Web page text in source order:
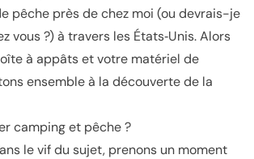
pêche près de chez moi (ou devrais-je
vous ?) à travers les États‑Unis. Alors
à appâts et votre matériel de
ensemble à la découverte de la
camping et pêche ?
le vif du sujet, prenons un moment